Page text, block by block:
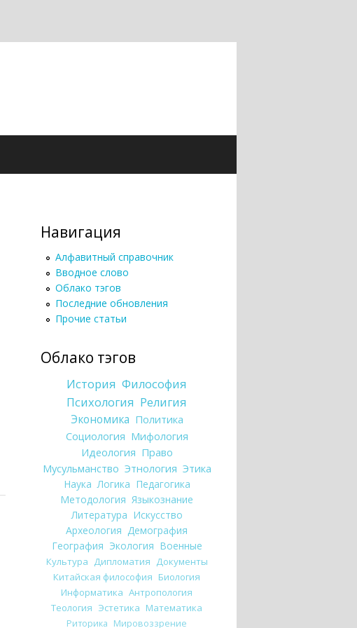
Навигация
Алфавитный справочник
Вводное слово
Облако тэгов
Последние обновления
Прочие статьи
Облако тэгов
История Философия
Психология Религия
Экономика Политика
Социология Мифология
Идеология Право
Мусульманство Этнология Этика
Наука Логика Педагогика
Методология Языкознание
Литература Искусство
Археология Демография
География Экология Военные
Культура Дипломатия Документы
Китайская философия Биология
Информатика Антропология
Теология Эстетика Математика
Риторика Мировоззрение